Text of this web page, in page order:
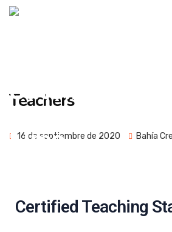
Teachers
16 de septiembre de 2020 Bahía
Certified Teaching